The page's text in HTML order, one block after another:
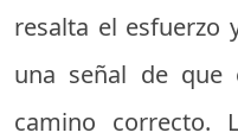
resalta el esfuerzo
una señal de que
camino correcto.